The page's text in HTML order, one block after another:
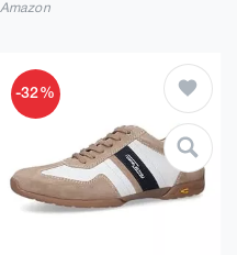
Amazon
-32%